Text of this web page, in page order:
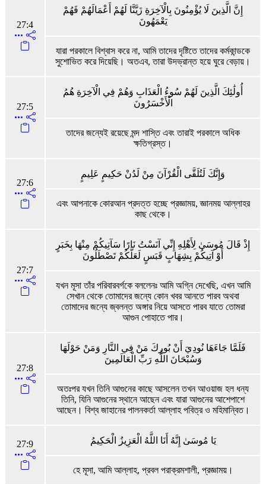
27:4
إِنَّ الَّذِينَ لَا يُؤْمِنُونَ بِالْآخِرَةِ زَيَّنَّا لَهُمْ أَعْمَالَهُمْ فَهُمْ
يَعْمَهُونَ
যারা পরকালে বিশ্বাস করে না, আমি তাদের দৃষ্টিতে তাদের কর্মকান্ডকে
সুশোভিত করে দিয়েছি। অতএব, তারা উদভ্রান্ত হয়ে ঘুরে বেড়ায়।
27:5
أُولَٰئِكَ الَّذِينَ لَهُمْ سُوءُ الْعَذَابِ وَهُمْ فِي الْآخِرَةِ هُمُ
الْأَخْسَرُونَ
তাদের জন্যেই রয়েছে মন্দ শাস্তি এবং তারাই পরকালে অধিক
ক্ষতিগ্রস্ত।
27:6
وَإِنَّكَ لَتُلَقَّى الْقُرْآنَ مِنْ لَدُنْ حَكِيمٍ عَلِيمٍ
এবং আপনাকে কোরআন প্রদত্ত হচ্ছে প্রজ্ঞাময়, জ্ঞানময় আল্লাহর
কাছ থেকে।
27:7
إِذْ قَالَ مُوسَىٰ لِأَهْلِهِ إِنِّي آنَسْتُ نَارًا سَآتِيكُمْ مِنْهَا بِخَبَرٍ
أَوْ آتِيكُمْ بِشِهَابٍ قَبَسٍ لَعَلَّكُمْ تَصْطَلُونَ
যখন মূসা তাঁর পরিবারবর্গকে বললেনঃ আমি অগ্নি দেখেছি, এখন আমি
সেখান থেকে তোমাদের জন্যে কোন খবর আনতে পারব অথবা
তোমাদের জন্যে জ্বলন্ত অঙ্গার নিয়ে আসতে পারব যাতে তোমরা
আগুন পোহাতে পার।
27:8
فَلَمَّا جَاءَهَا نُودِيَ أَنْ بُورِكَ مَنْ فِي النَّارِ وَمَنْ حَوْلَهَا
وَسُبْحَانَ اللَّهِ رَبِّ الْعَالَمِينَ
অতঃপর যখন তিনি আগুনের কাছে আসলেন তখন আওয়াজ হল ধন্য
তিনি, যিনি আগুনের স্থানে আছেন এবং যারা আগুনের আশেপাশে
আছেন। বিশ্ব জাহানের পালনকর্তা আল্লাহ পবিত্র ও মহিমান্বিত।
27:9 يَا مُوسَىٰ إِنَّهُ أَنَا اللَّهُ الْعَزِيزُ الْحَكِيمُ
হে মূসা, আমি আল্লাহ, প্রবল পরাক্রমশালী, প্রজ্ঞাময়।